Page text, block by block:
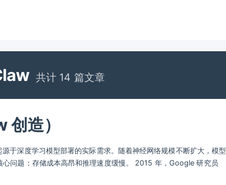
共计 14 篇文章
造）
于深度学习模型部署的实际需求。随着神经网络规模不断扩大，模型
问题：存储成本高昂和推理速度缓慢。 2015 年，Google 研究员